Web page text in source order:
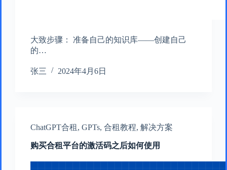
大致步骤： 准备自己的知识库——创建自己
的…
张三 2024年4月6日
ChatGPT合租 , GPTs, 合租教程, 解决方案
购买合租平台的激活码之后如何使用